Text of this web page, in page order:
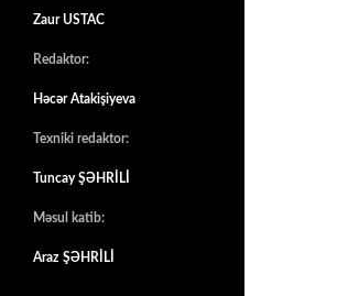
Zaur USTAC
Redaktor:
Həcər Atakişiyeva
Texniki redaktor:
Tuncay ŞƏHRİLİ
Məsul katib:
Araz ŞƏHRİLİ